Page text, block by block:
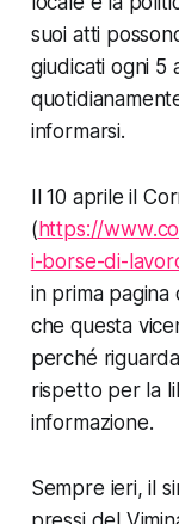
suoi atti
giudicati ogni 5
informarsi.
Il 10 aprile il
(https://
i-borse-di-
in prima
che questa
perché
rispetto per la
informazione.
Sempre ieri, il